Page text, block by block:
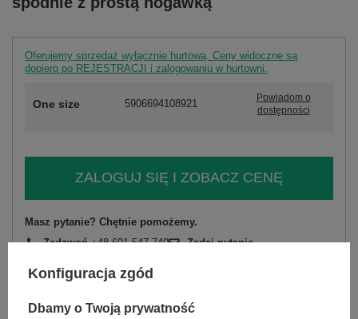
Oferujemy sprzedaż wyłącznie hurtową. Ceny widoczne są
dopiero po REJESTRACJI i zalogowaniu w hurtowni.
One size 5906694108921
Powiadom o
dostępności
ZALOGUJ SIĘ I ZOBACZ CENĘ
Masz pytanie? Chętnie pomożemy.
Zadzwoń+48 601 547 740 Zadaj pytanie
skład materiału : 77% wiskoza, 20% poliester, 3%
sposób prania : pranie w pralce w 30°C
Konfiguracja zgód
Dbamy o Twoją prywatność